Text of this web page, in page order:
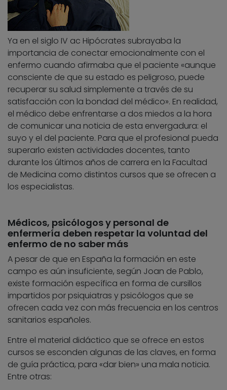
Ya en el siglo IV ac Hipócrates subrayaba la
importancia de conectar emocionalmente con el
enfermo cuando afirmaba que el paciente «aunque
consciente de que su estado es peligroso, puede
recuperar su salud simplemente a través de su
satisfacción con la bondad del médico». En realidad,
el médico debe enfrentarse a dos miedos a la hora
de comunicar una noticia de esta envergadura: el
suyo y el del paciente. Para que el profesional pueda
superarlo existen actividades docentes, tanto
durante los últimos años de carrera en la Facultad
de Medicina como distintos cursos que se ofrecen a
los especialistas.
Médicos, psicólogos y personal de
enfermería deben respetar la voluntad del
enfermo de no saber más
A pesar de que en España la formación en este
campo es aún insuficiente, según Joan de Pablo,
existe formación específica en forma de cursillos
impartidos por psiquiatras y psicólogos que se
ofrecen cada vez con más frecuencia en los centros
sanitarios españoles.
Entre el material didáctico que se ofrece en estos
cursos se esconden algunas de las claves, en forma
de guía práctica, para «dar bien» una mala noticia.
Entre otras: